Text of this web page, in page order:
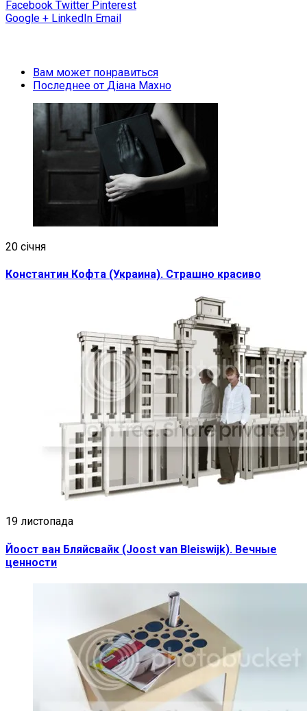
Facebook Twitter Pinterest
Google + LinkedIn Email
Вам может понравиться
Последнее от Діана Махно
20 січня
Константин Кофта (Украина). Страшно красиво
19 листопада
Йоост ван Бляйсвайк (Joost van Bleiswijk). Вечные
ценности